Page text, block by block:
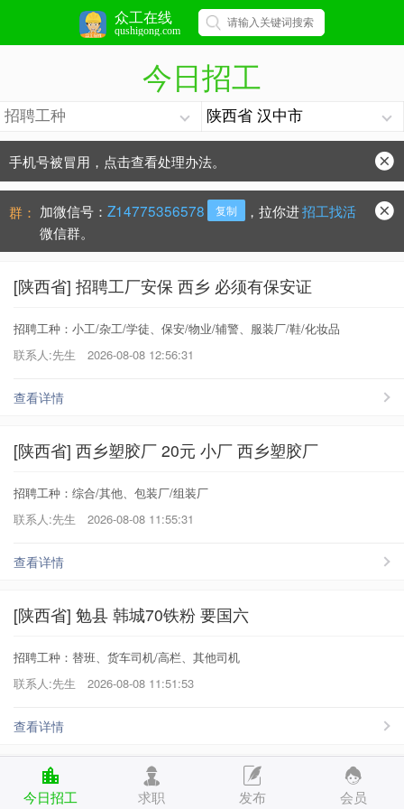
众工在线
qushigong.com
今日招工
手机号被冒用，点击查看处理办法。
防骗常识：学会这些不上当？
群： 加微信号： Z14775356578 复制 ，拉你进招工找活
微信群。
[陕西省] 招聘工厂安保 西乡 必须有保安证
招聘工种：小工/杂工/学徒、保安/物业/辅警、服装厂/鞋/化妆品
联系人:先生
2026-08-08 12:56:31
查看详情
[陕西省] 西乡塑胶厂 20元 小厂 西乡塑胶厂
招聘工种：综合/其他、包装厂/组装厂
联系人:先生
2026-08-08 11:55:31
查看详情
[陕西省] 勉县 韩城70铁粉 要国六
招聘工种：替班、货车司机/高栏、其他司机
联系人:先生
2026-08-08 11:51:53
查看详情
[陕西省] 代发 直接打电话给老板 日结
今日招工 求职 发布 会员